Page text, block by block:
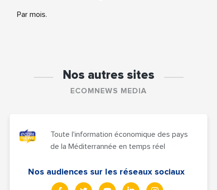
Par mois.
Nos autres sites
ECOMNEWS MEDIA
Toute l'information économique des pays
de la Méditerrannée en temps réel
Nos audiences sur les réseaux sociaux